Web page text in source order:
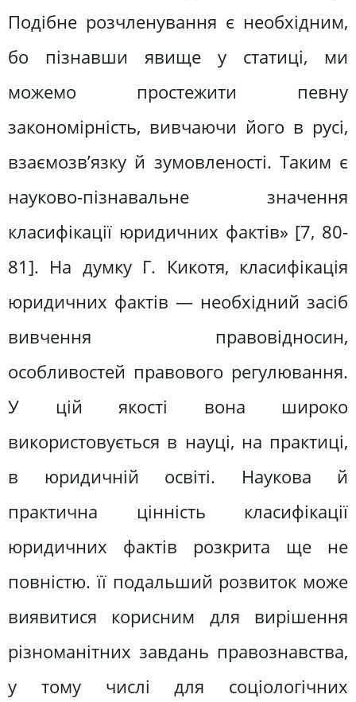
Подібне розчленування є необхідним,
бо пізнавши явище у статиці, ми
можемо простежити певну
закономірність, вивчаючи його в русі,
взаємозв’язку й зумовленості. Таким є
науково-пізнавальне значення
класифікації юридичних фактів» [7, 80-
81]. На думку Г. Кикотя, класифікація
юридичних фактів — необхідний засіб
вивчення правовідносин,
особливостей правового регулювання.
У цій якості вона широко
використовується в науці, на практиці,
в юридичній освіті. Наукова й
практична цінність класифікації
юридичних фактів розкрита ще не
повністю. її подальший розвиток може
виявитися корисним для вирішення
різноманітних завдань правознавства,
у тому числі для соціологічних